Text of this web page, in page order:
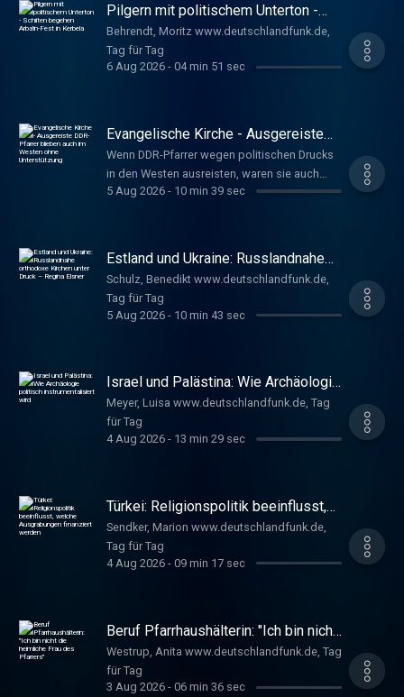
Pilgern mit politischem Unterton -
Schiiten begehen Arba'in-Fest in
Kerbela
Behrendt, Moritz www.deutschlandfunk.de,
Tag für Tag
6 Aug 2026- 04 min 51 sec
Evangelische Kirche - Ausgereiste
DDR-Pfarrer blieben auch im Westen
ohne Unterstützung
Wenn DDR-Pfarrer wegen politischen Drucks
in den Westen ausreisten, waren sie auch
dort oft nicht willkommen. Sie galten in den
"Verräter". Hollenbach, Michael
5 Aug 2026- 10 min 39 sec
Estland und Ukraine: Russlandnahe
orthodoxe Kirchen unter Druck –
Regina Elsner
Schulz, Benedikt www.deutschlandfunk.de,
Tag für Tag
5 Aug 2026- 10 min 43 sec
Israel und Palästina: Wie Archäologie
politisch instrumentalisiert wird
Meyer, Luisa www.deutschlandfunk.de, Tag
für Tag
4 Aug 2026- 13 min 29 sec
Türkei: Religionspolitik beeinflusst,
welche Ausgrabungen finanziert
werden
Sendker, Marion www.deutschlandfunk.de,
Tag für Tag
4 Aug 2026- 09 min 17 sec
Beruf Pfarrhaushälterin: "Ich bin nicht
die heimliche Frau des Pfarrers"
Westrup, Anita www.deutschlandfunk.de, Tag
für Tag
3 Aug 2026- 06 min 36 sec